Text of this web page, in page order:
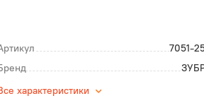
7051-
характеристики